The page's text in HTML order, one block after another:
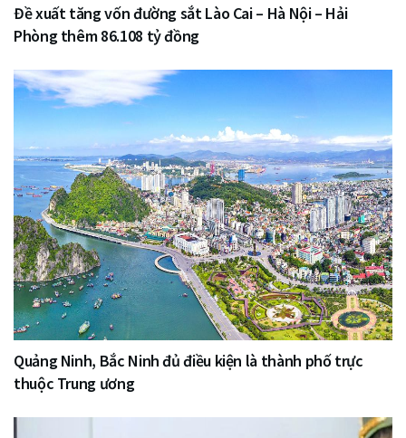
Đề xuất tăng vốn đường sắt Lào Cai – Hà Nội – Hải
Phòng thêm 86.108 tỷ đồng
Quảng Ninh, Bắc Ninh đủ điều kiện là thành phố trực
thuộc Trung ương